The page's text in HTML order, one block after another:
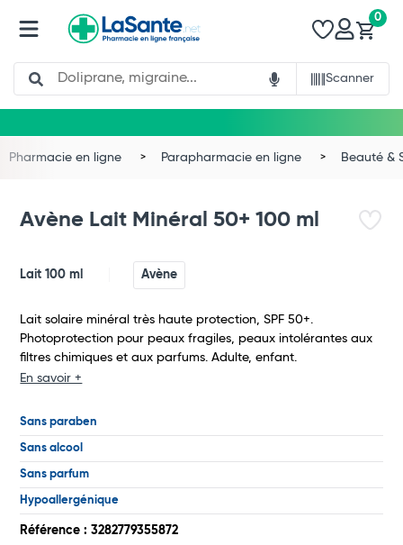
Search
Scanner
0
Total
Commander
Pharmacie en ligne Parapharmacie en ligne Beauté &
Avène Lait Minéral 50+ 100 ml
Lait 100 ml Avène
Lait solaire minéral très haute protection, SPF 50+.
Photoprotection pour peaux fragiles, peaux intolérantes aux
filtres chimiques et aux parfums. Adulte, enfant.
En savoir +
Sans paraben
Sans alcool
Sans parfum
Hypoallergénique
Référence : 3282779355872